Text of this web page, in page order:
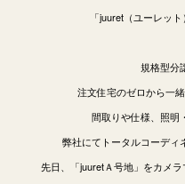
「juuret（ユーレッ
規格型分
注文住宅のゼロから一
間取りや仕様、照明
弊社にてトータルコーディ
先日、「juuretＡ号地」をカメ